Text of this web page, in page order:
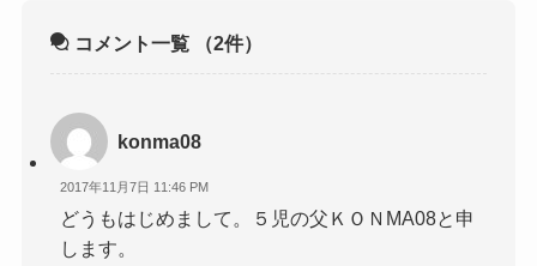
コメント一覧 （2件）
konma08
2017年11月7日 11:46 PM
どうもはじめまして。５児の父ＫＯＮMA08と申
します。